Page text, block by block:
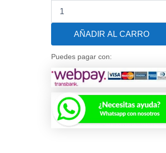
para
Piscina
Gris
Claro
AstralPool
Precio
por
M2
cantidad
AÑADIR AL CARRO
Puedes pagar con: